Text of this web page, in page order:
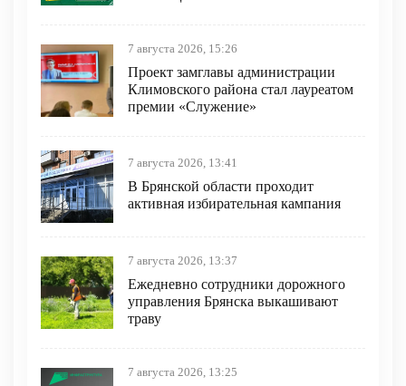
7 августа 2026, 15:26
Проект замглавы администрации
Климовского района стал лауреатом
премии «Служение»
7 августа 2026, 13:41
В Брянской области проходит
активная избирательная кампания
7 августа 2026, 13:37
Ежедневно сотрудники дорожного
управления Брянска выкашивают
траву
7 августа 2026, 13:25